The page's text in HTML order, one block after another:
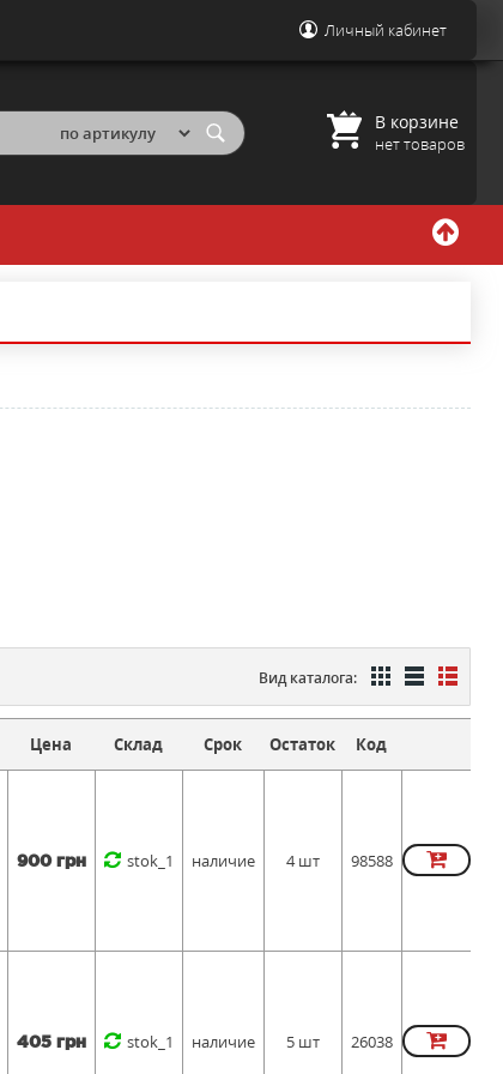
Личный кабинет
В корзине
нет товаров
Вид каталога:
Цена Склад Срок Остаток Код
900 грн stok_1 наличие 4 шт 98588
405 грн stok_1 наличие 5 шт 26038